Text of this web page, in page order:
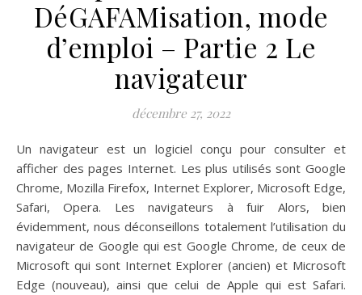
DéGAFAMisation, mode
d’emploi – Partie 2 Le
navigateur
décembre 27, 2022
Un navigateur est un logiciel conçu pour consulter et
afficher des pages Internet. Les plus utilisés sont Google
Chrome, Mozilla Firefox, Internet Explorer, Microsoft Edge,
Safari, Opera. Les navigateurs à fuir Alors, bien
évidemment, nous déconseillons totalement l’utilisation du
navigateur de Google qui est Google Chrome, de ceux de
Microsoft qui sont Internet Explorer (ancien) et Microsoft
Edge (nouveau), ainsi que celui de Apple qui est Safari.